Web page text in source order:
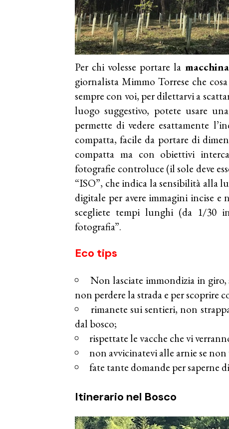
Per chi volesse portare la
giornalistaMimmo Torrese che
sempre con voi, per dilettarvi a
luogo suggestivo, potete usare
permette di vedere esattamente
compatta, facile da portare di
compatta ma con obiettivi
fotografie controluce (il sole deve
“ISO”, che indica la sensibilità alla
digitale per avere immagini incise e
scegliete tempi lunghi (da 1/30
fotografia”.
Eco tips
Non lasciate immondizia in
non perdere la strada e per scoprire
rimanete sui sentieri, non
dal bosco;
rispettate le vacche che vi
non avvicinatevi alle arnie se
fate tante domande per saperne
Itinerario nel Bosco